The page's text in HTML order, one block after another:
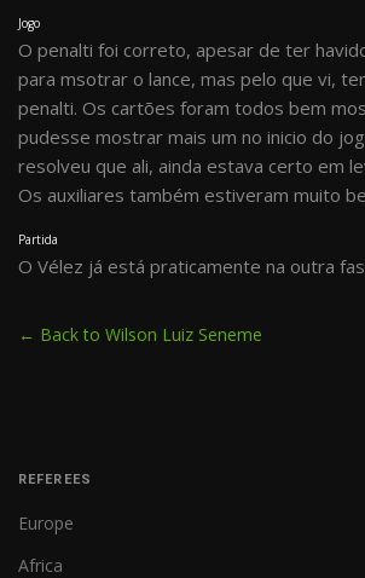
Jogo
O penalti foi correto, apesar de ter
para msotrar o lance, mas pelo que vi,
penalti. Os cartões foram todos bem
pudesse mostrar mais um no inicio do
resolveu que ali, ainda estava certo em
Os auxiliares também estiveram muito
Partida
O Vélez já está praticamente na outra
← Back to Wilson Luiz Seneme
REFEREES
Europe
Africa